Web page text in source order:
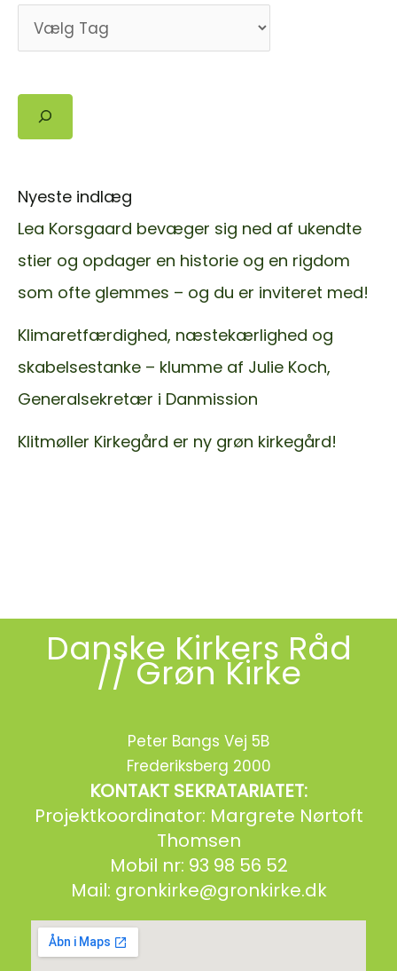
Søg
Nyeste indlæg
Lea Korsgaard bevæger sig ned af ukendte
stier og opdager en historie og en rigdom
som ofte glemmes – og du er inviteret med!
Klimaretfærdighed, næstekærlighed og
skabelsestanke – klumme af Julie Koch,
Generalsekretær i Danmission
Klitmøller Kirkegård er ny grøn kirkegård!
Danske Kirkers Råd
// Grøn Kirke
Peter Bangs Vej 5B
Frederiksberg 2000
KONTAKT SEKRATARIATET:
Projektkoordinator: Margrete Nørtoft
Thomsen
Mobil nr: 93 98 56 52
Mail: gronkirke@gronkirke.dk